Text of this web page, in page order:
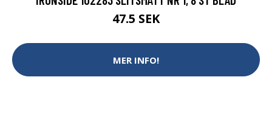
47.5 SEK
MER INFO!